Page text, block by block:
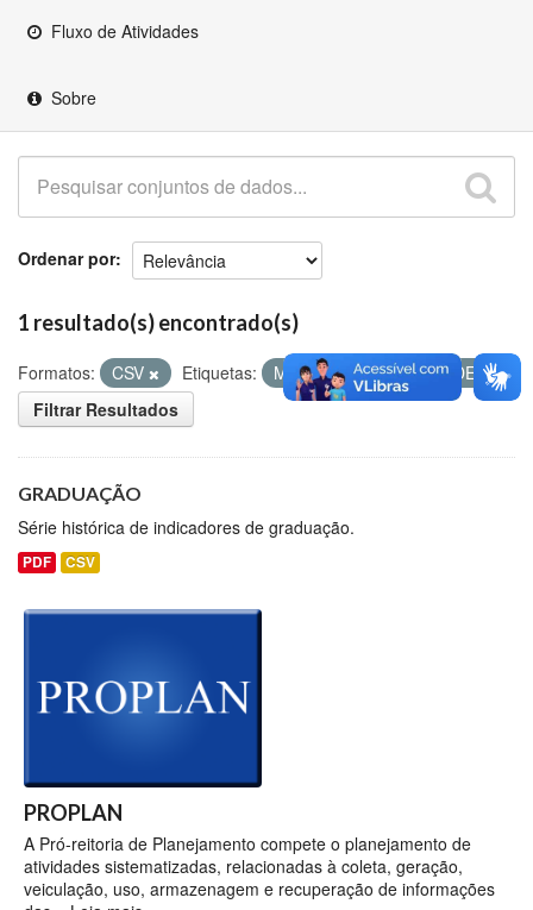
Fluxo de Atividades
Sobre
Ordenar por
1 resultado(s) encontrado(s)
Formatos: CSV Etiquetas: Matriculados
ENADE
Filtrar Resultados
GRADUAÇÃO
Série histórica de indicadores de graduação.
PDF CSV
PROPLAN
A Pró-reitoria de Planejamento compete o planejamento de
atividades sistematizadas, relacionadas à coleta, geração,
veiculação, uso, armazenagem e recuperação de informações